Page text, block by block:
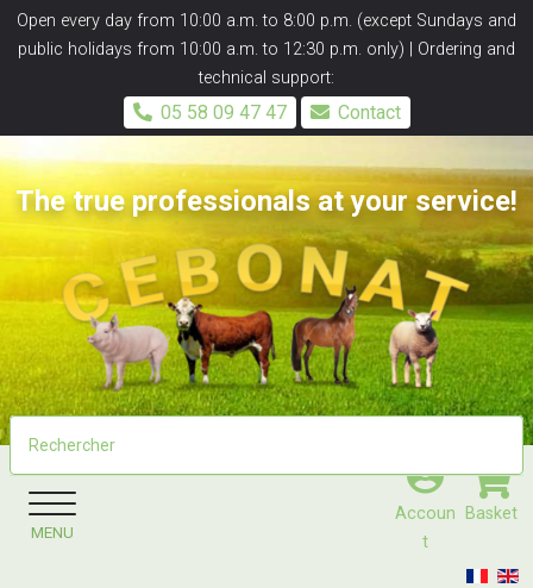
Open every day from 10:00 a.m. to 8:00 p.m. (except Sundays and
public holidays from 10:00 a.m. to 12:30 p.m. only) | Ordering and
technical support:
05 58 09 47 47 Contact
Accoun
T
Basket
The true professionals at your service!
MENU
Panneau de gestion des cookies